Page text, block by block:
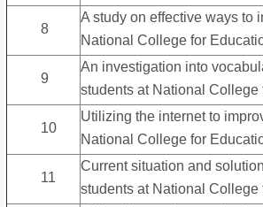
8
A study on effective ways to
National College for
9
An investigation into
students at National College
10
Utilizing the internet to
National College for
11
Current situation and
students at National College